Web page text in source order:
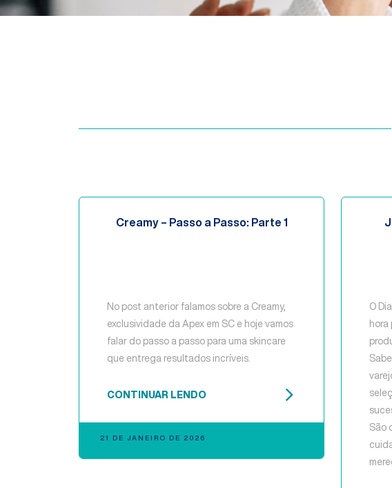
Creamy – Passo a Passo: Parte 1
No post anterior falamos sobre a Creamy,
exclusividade da Apex em SC e hoje vamos
falar do passo a passo para uma skincare
que entrega resultados incríveis.
CONTINUAR LENDO
21 DE JANEIRO DE 2026
O
hora
São